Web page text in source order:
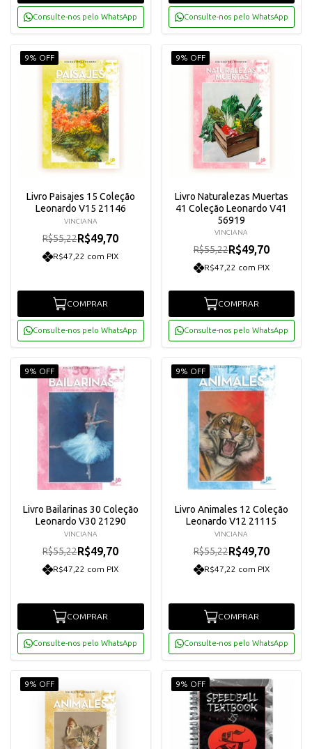
Consulte-nos pelo WhatsApp Consulte-nos pelo WhatsApp
9% OFF
Livro Paisajes 15 Coleção
Leonardo V15 21146
VINCIANA
R$55,22R$49,70
R$47,22 com PIX
COMPRAR
Consulte-nos pelo WhatsApp
9% OFF
Livro Naturalezas Muertas
41 Coleção Leonardo V41
56919
VINCIANA
R$55,22R$49,70
R$47,22 com PIX
COMPRAR
Consulte-nos pelo WhatsApp
9% OFF
Livro Bailarinas 30 Coleção
Leonardo V30 21290
VINCIANA
R$55,22R$49,70
R$47,22 com PIX
COMPRAR
Consulte-nos pelo WhatsApp
9% OFF
Livro Animales 12 Coleção
Leonardo V12 21115
VINCIANA
R$55,22R$49,70
R$47,22 com PIX
COMPRAR
Consulte-nos pelo WhatsApp
9% OFF 9% OFF